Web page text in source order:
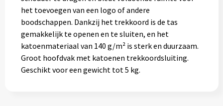
het toevoegen van een logo of andere
boodschappen. Dankzij het trekkoord is de tas
gemakkelijk te openen en te sluiten, en het
katoenmateriaal van 140 g/m² is sterk en duurzaam.
Groot hoofdvak met katoenen trekkoordsluiting.
Geschikt voor een gewicht tot 5 kg.